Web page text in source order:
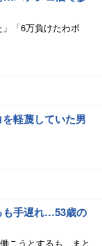
「6万負けたわボ
を軽蔑していた男
も手遅れ…53歳の
こうとするも、まと